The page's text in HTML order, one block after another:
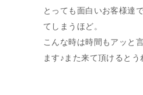
とっても面白いお客様達
てしまうほど。
こんな時は時間もアッと
ます♪また来て頂けるとう